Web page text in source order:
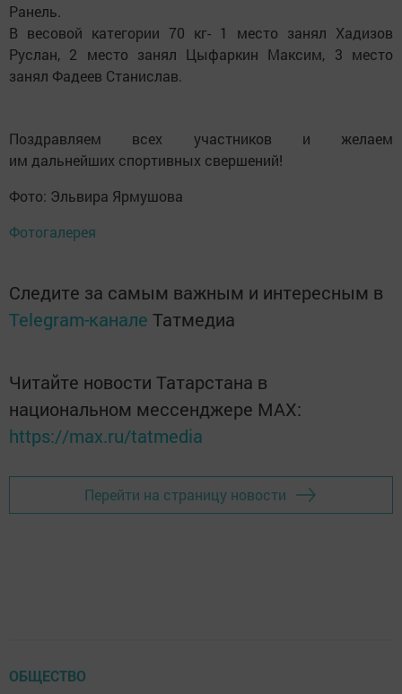
Ранель.
В весовой категории 70 кг- 1 место занял Хадизов
Руслан, 2 место занял Цыфаркин Максим, 3 место
занял Фадеев Станислав.
Поздравляем всех участников и желаем
им дальнейших спортивных свершений!
Фото: Эльвира Ярмушова
Фотогалерея
Следите за самым важным и интересным в
Telegram-канале Татмедиа
Читайте новости Татарстана в
национальном мессенджере MАХ:
https://max.ru/tatmedia
Перейти на страницу новости
ОБЩЕСТВО